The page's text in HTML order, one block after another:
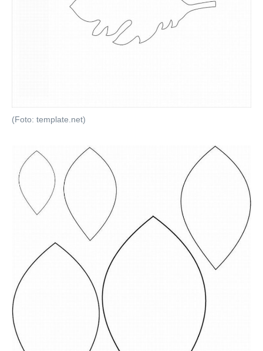
(Foto: template.net)